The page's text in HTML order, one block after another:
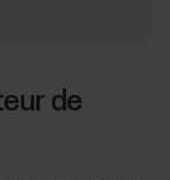
de